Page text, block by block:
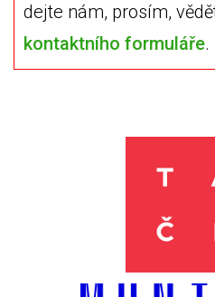
dejte nám, prosím,
kontaktního formuláře